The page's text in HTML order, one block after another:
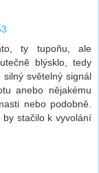
ty tupoňu, ale
blýsklo, tedy
světelný signál
anebo nějakému
nebo podobně.
stačilo k vyvolání